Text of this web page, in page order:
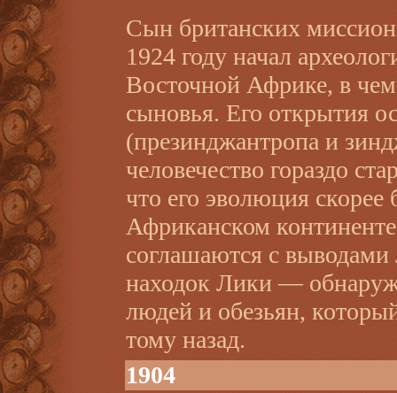
Сын британских
1924 году начал
Восточной Африке, в
сыновья. Его открытия
(презинджантропа и
человечество гораздо
что его эволюция скорее
Африканском
соглашаются с
находок Лики —
людей и обезьян,
тому назад.
1904